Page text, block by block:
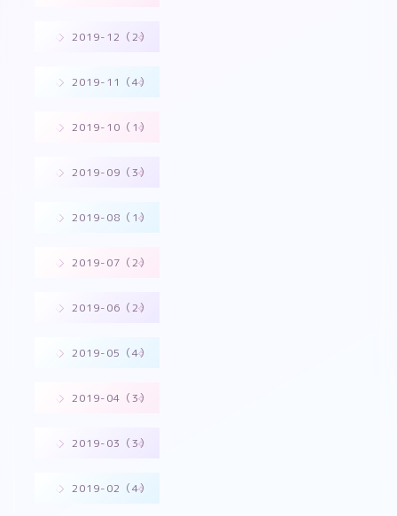
2019-12（2）
2019-11（4）
2019-10（1）
2019-09（3）
2019-08（1）
2019-07（2）
2019-06（2）
2019-05（4）
2019-04（3）
2019-03（3）
2019-02（4）